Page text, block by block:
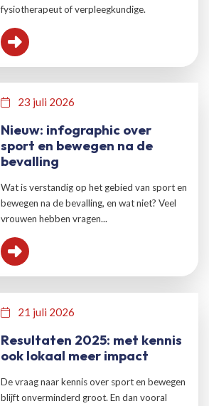
fysiotherapeut of verpleegkundige.
23 juli 2026
Nieuw: infographic over
sport en bewegen na de
bevalling
Wat is verstandig op het gebied van sport en
bewegen na de bevalling, en wat niet? Veel
vrouwen hebben vragen...
21 juli 2026
Resultaten 2025: met kennis
ook lokaal meer impact
De vraag naar kennis over sport en bewegen
blijft onverminderd groot. En dan vooral